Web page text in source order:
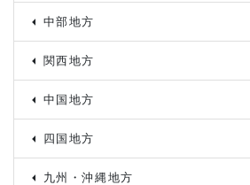
中部地方
関西地方
中国地方
四国地方
九州・沖縄地方